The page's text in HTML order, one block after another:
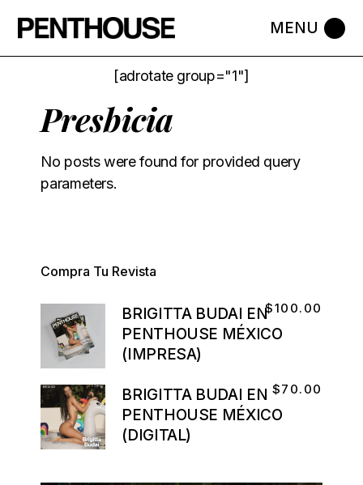
[adrotate group="1"]
Presbicia
No posts were found for provided query
parameters.
Compra Tu Revista
BRIGITTA BUDAI EN
PENTHOUSE MÉXICO
(IMPRESA)
$100.00
BRIGITTA BUDAI EN
PENTHOUSE MÉXICO
(DIGITAL)
$70.00